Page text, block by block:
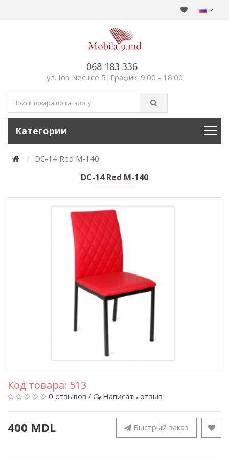
068 183 336
ул. Ion Neculce 5|График: 9:00 - 18:00
Категории
DC-14 Red M-140
DC-14 Red M-140
Код товара: 513
0 отзывов / Написать отзыв
400 MDL Быстрый заказ